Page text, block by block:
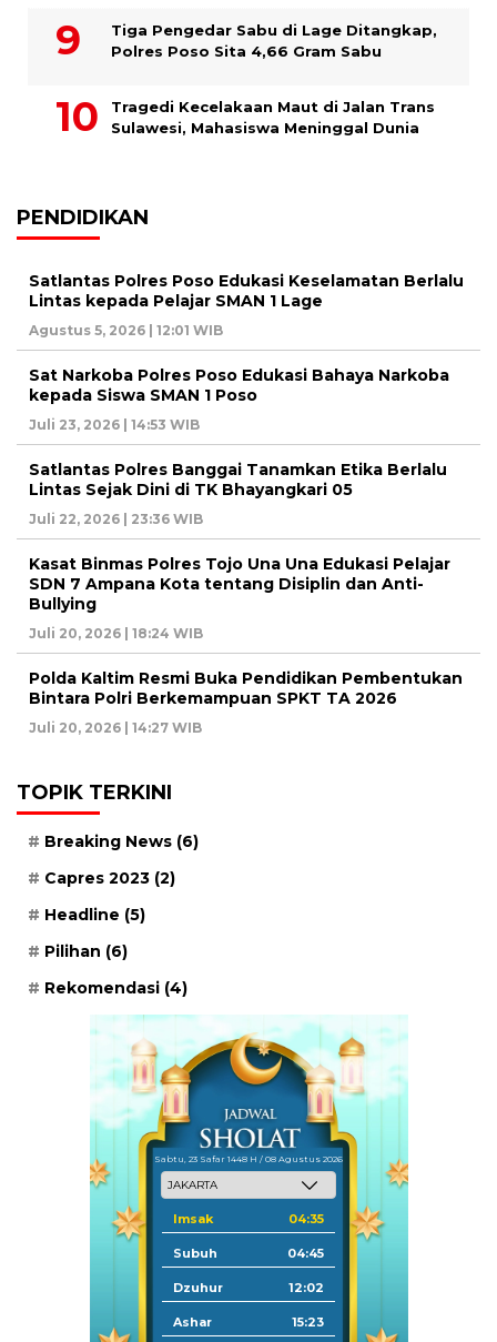
Tiga Pengedar Sabu di Lage Ditangkap,
Polres Poso Sita 4,66 Gram Sabu
Tragedi Kecelakaan Maut di Jalan Trans
Sulawesi, Mahasiswa Meninggal Dunia
PENDIDIKAN
Satlantas Polres Poso Edukasi Keselamatan Berlalu
Lintas kepada Pelajar SMAN 1 Lage
Agustus 5, 2026 | 12:01 WIB
Sat Narkoba Polres Poso Edukasi Bahaya Narkoba
kepada Siswa SMAN 1 Poso
Juli 23, 2026 | 14:53 WIB
Satlantas Polres Banggai Tanamkan Etika Berlalu
Lintas Sejak Dini di TK Bhayangkari 05
Juli 22, 2026 | 23:36 WIB
Kasat Binmas Polres Tojo Una Una Edukasi Pelajar
SDN 7 Ampana Kota tentang Disiplin dan Anti-
Bullying
Juli 20, 2026 | 18:24 WIB
Polda Kaltim Resmi Buka Pendidikan Pembentukan
Bintara Polri Berkemampuan SPKT TA 2026
Juli 20, 2026 | 14:27 WIB
TOPIK TERKINI
Breaking News (6)
Capres 2023 (2)
Headline (5)
Pilihan (6)
Rekomendasi (4)
Sabtu, 23 Safar 1448 H / 08 Agustus 2026
Imsak 04:35
Subuh 04:45
Dzuhur 12:02
Ashar 15:23